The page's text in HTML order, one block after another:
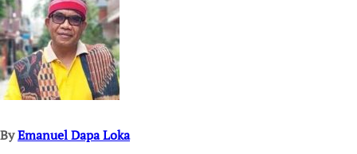
ByEmanuel Dapa Loka